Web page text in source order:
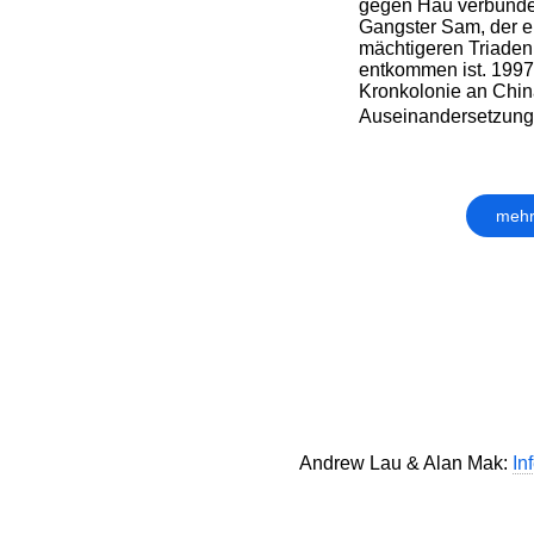
gegen Hau
Gangster Sam, der
mächtigeren
entkommen ist.
Kronkolonie an
Andrew Lau & Alan Mak: